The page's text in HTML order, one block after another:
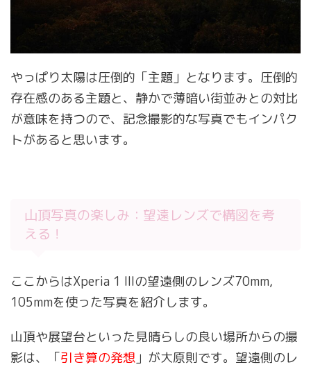
やっぱり太陽は圧倒的「主題」となります。圧倒的
存在感のある主題と、静かで薄暗い街並みとの対比
が意味を持つので、記念撮影的な写真でもインパク
トがあると思います。
山頂写真の楽しみ：望遠レンズで構図を考
える！
ここからはXperia 1 IIIの望遠側のレンズ70mm,
105mmを使った写真を紹介します。
山頂や展望台といった見晴らしの良い場所からの撮
影は、「引き算の発想」が大原則です。望遠側のレ